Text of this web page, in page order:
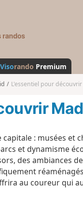
s
a
n
d
Visorando Premium
L'essentiel pour
: musées et
et dynamisme
des ambiances
au coureur qui